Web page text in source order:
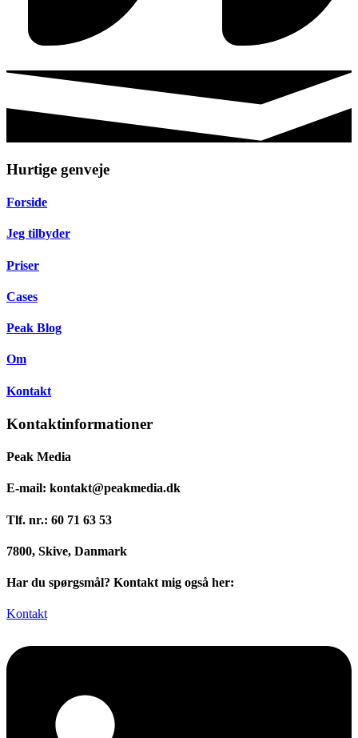
Hurtige genveje
Forside
Jeg tilbyder
Priser
Cases
Peak Blog
Om
Kontakt
Kontaktinformationer
Peak Media
E-mail: kontakt@peakmedia.dk
Tlf. nr.: 60 71 63 53
7800, Skive, Danmark
Har du spørgsmål? Kontakt mig også her:
Kontakt